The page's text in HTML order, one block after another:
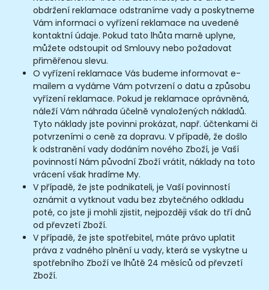
obdržení reklamace odstraníme vady a poskytneme
Vám informaci o vyřízení reklamace na uvedené
kontaktní údaje. Pokud tato lhůta marně uplyne,
můžete odstoupit od Smlouvy nebo požadovat
přiměřenou slevu.
O vyřízení reklamace Vás budeme informovat e-
mailem a vydáme Vám potvrzení o datu a způsobu
vyřízení reklamace. Pokud je reklamace oprávněná,
náleží Vám náhrada účelně vynaložených nákladů.
Tyto náklady jste povinni prokázat, např. účtenkami či
potvrzeními o ceně za dopravu. V případě, že došlo
k odstranění vady dodáním nového Zboží, je Vaší
povinností Nám původní Zboží vrátit, náklady na toto
vrácení však hradíme My.
V případě, že jste podnikateli, je Vaší povinností
oznámit a vytknout vadu bez zbytečného odkladu
poté, co jste ji mohli zjistit, nejpozději však do tří dnů
od převzetí Zboží.
V případě, že jste spotřebitel, máte právo uplatit
práva z vadného plnění u vady, která se vyskytne u
spotřebního Zboží ve lhůtě 24 měsíců od převzetí
Zboží.